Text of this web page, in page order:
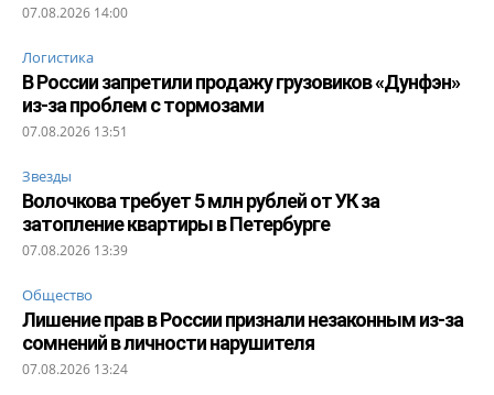
07.08.2026 14:00
Логистика
В России запретили продажу грузовиков «Дунфэн»
из-за проблем с тормозами
07.08.2026 13:51
Звезды
Волочкова требует 5 млн рублей от УК за
затопление квартиры в Петербурге
07.08.2026 13:39
Общество
Лишение прав в России признали незаконным из-за
сомнений в личности нарушителя
07.08.2026 13:24